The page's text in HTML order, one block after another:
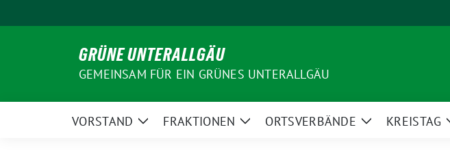
zum
GRÜNE UNTERALLGÄU
GEMEINSAM FÜR EIN GRÜNES UNTERALLGÄU
VORSTAND
ZeigeFRAKTIONEN
ZeigeORTSVERBÄNDE
ZeigeKREISTAG